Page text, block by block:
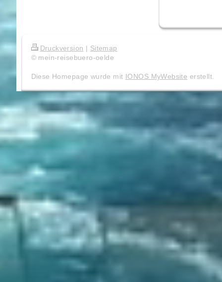
Druckversion | Sitemap
© mein-reisebuero-oelde
Diese Homepage wurde mit IONOS MyWebsite erstellt.